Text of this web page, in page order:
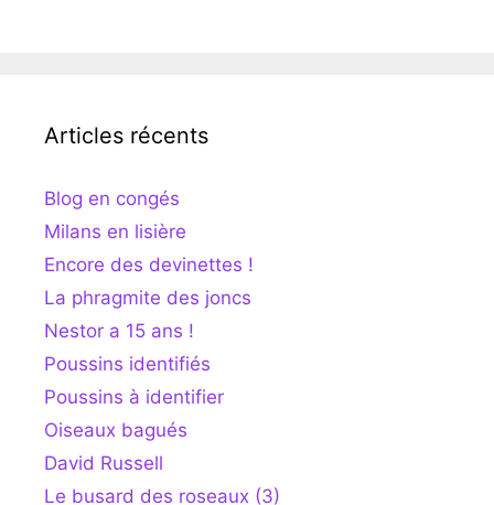
Articles récents
Blog en congés
Milans en lisière
Encore des devinettes !
La phragmite des joncs
Nestor a 15 ans !
Poussins identifiés
Poussins à identifier
Oiseaux bagués
David Russell
Le busard des roseaux (3)